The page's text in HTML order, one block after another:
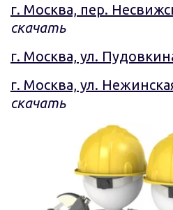
г. Москва, пер.
скачать
г. Москва, ул.
г. Москва, ул.
скачать